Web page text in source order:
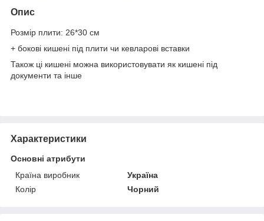
Опис
Розмір плити: 26*30 см
+ бокові кишені під плити чи кевларові вставки
Також ці кишені можна використовувати як кишені під
документи та інше
Характеристики
Основні атрибути
Країна виробник
Україна
Колір
Чорний